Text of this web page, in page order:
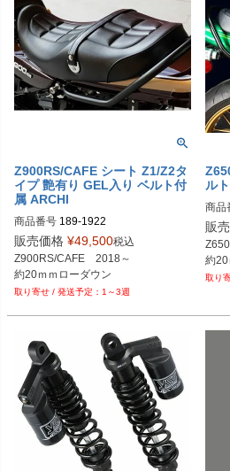
Z900RS/CAFE シート Z1/Z2タ
イプ 艶有り GEL入り ベルト付
属 ARCHI
商品番号 189-1922
販売価格 ¥49,500税込
Z900RS/CAFE　2018～
1～3週
ル
商品
販
約20